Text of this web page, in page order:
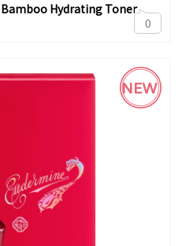
Bamboo Hydrating Toner
0
NEW